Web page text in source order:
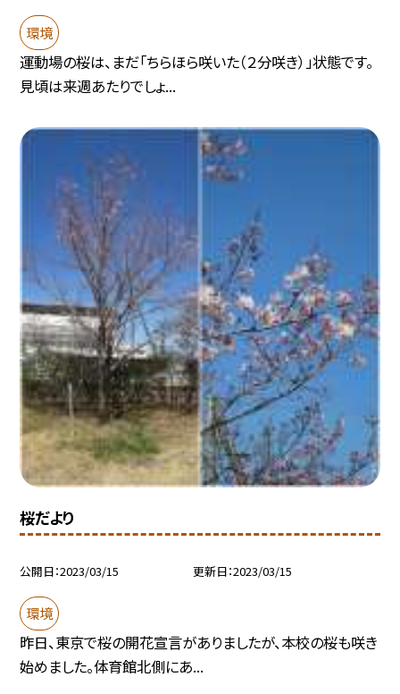
環境
運動場の桜は、まだ「ちらほら咲いた（２分咲き）」状態です。
見頃は来週あたりでしょ...
桜だより
公開日 2023/03/15 更新日 2023/03/15
環境
昨日、東京で桜の開花宣言がありましたが、本校の桜も咲き
始めました。体育館北側にあ...